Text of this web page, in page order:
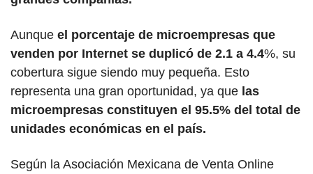
Aunque el porcentaje de microempresas que
venden por Internet se duplicó de 2.1 a 4.4%, su
cobertura sigue siendo muy pequeña. Esto
representa una gran oportunidad, ya que las
microempresas constituyen el 95.5% del total de
unidades económicas en el país.
Según la Asociación Mexicana de Venta Online